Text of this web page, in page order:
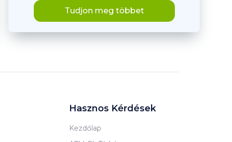
Tudjon meg többet
Hasznos Kérdések
Kezdőlap